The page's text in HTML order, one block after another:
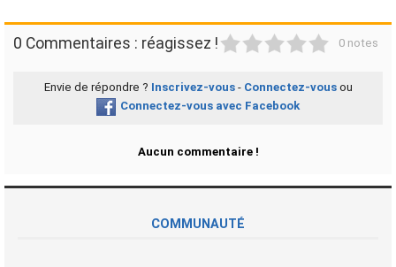
0 Commentaires : réagissez ! 0 notes
Envie de répondre ? Inscrivez-vous- Connectez-vousou
Connectez-vous avec Facebook
Aucun commentaire !
COMMUNAUTÉ